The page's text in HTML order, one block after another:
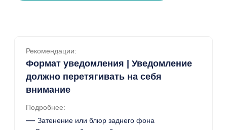
Рекомендации:
Формат уведомления | Уведомление
должно перетягивать на себя
внимание
Подробнее:
— Затенение или блюр заднего фона